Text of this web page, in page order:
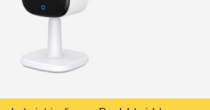
Über